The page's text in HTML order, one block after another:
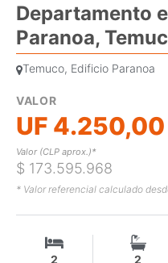
Departamento
Paranoa,
Temuco, Edificio Paranoa
VALOR
UF 4.250,00
Valor (CLP aprox.)*
$ 173.595.968
* Valor referencial calculado
2 2